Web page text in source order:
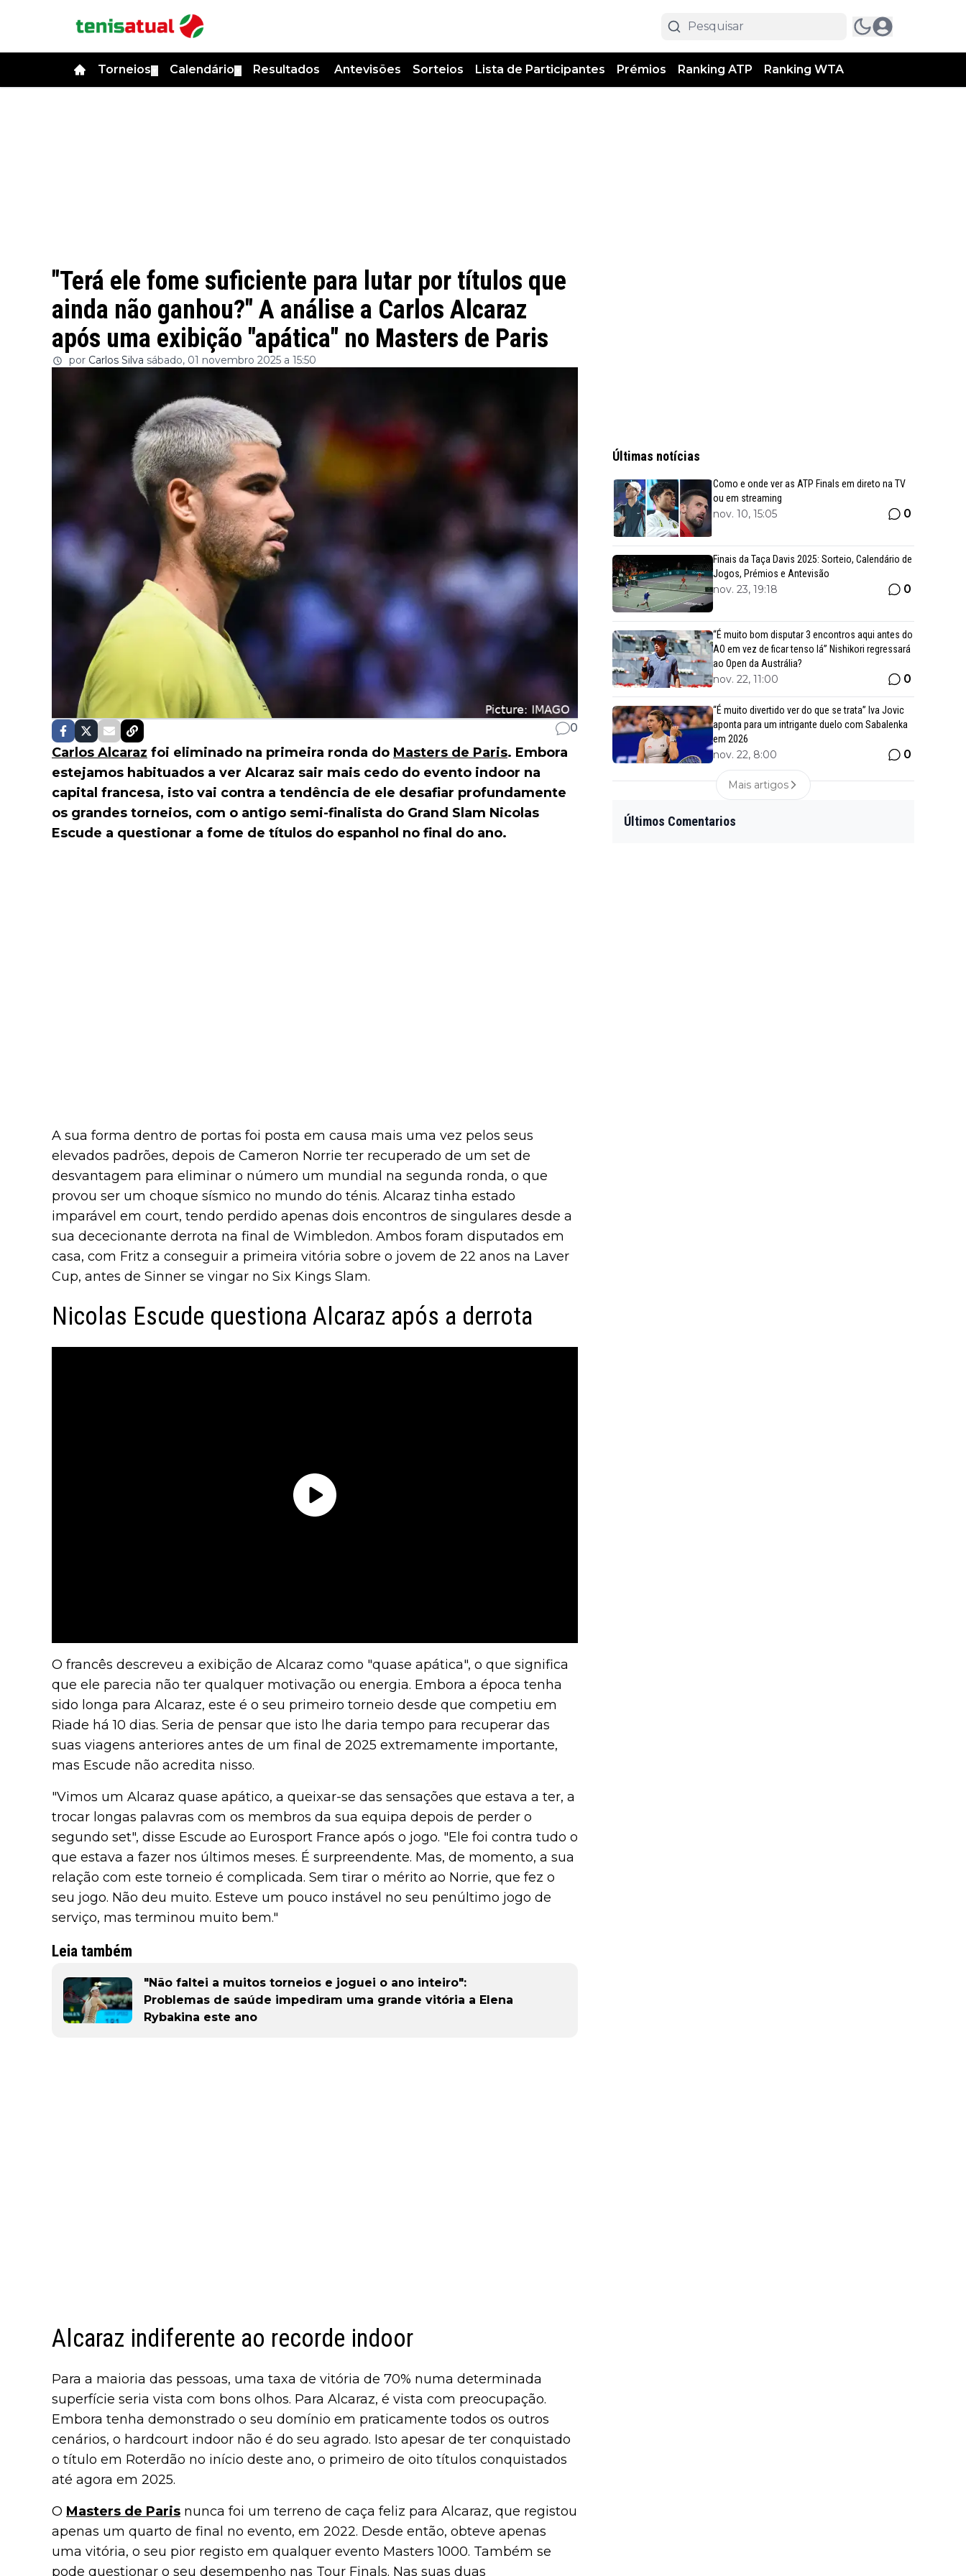
Torneios Calendário Resultados Antevisões Sorteios Lista de Participantes Prémios Ranking ATP Ranking WTA
"Terá ele fome suficiente para lutar por títulos que
ainda não ganhou?" A análise a Carlos Alcaraz
após uma exibição "apática" no Masters de Paris
por Carlos Silva sábado, 01 novembro 2025 a 15:50
0
Carlos Alcaraz foi eliminado na primeira ronda do Masters de Paris. Embora
estejamos habituados a ver Alcaraz sair mais cedo do evento indoor na
capital francesa, isto vai contra a tendência de ele desafiar profundamente
os grandes torneios, com o antigo semi-finalista do Grand Slam Nicolas
Escude a questionar a fome de títulos do espanhol no final do ano.
A sua forma dentro de portas foi posta em causa mais uma vez pelos seus
elevados padrões, depois de Cameron Norrie ter recuperado de um set de
desvantagem para eliminar o número um mundial na segunda ronda, o que
provou ser um choque sísmico no mundo do ténis. Alcaraz tinha estado
imparável em court, tendo perdido apenas dois encontros de singulares desde a
sua dececionante derrota na final de Wimbledon. Ambos foram disputados em
casa, com Fritz a conseguir a primeira vitória sobre o jovem de 22 anos na Laver
Cup, antes de Sinner se vingar no Six Kings Slam.
Nicolas Escude questiona Alcaraz após a derrota
O francês descreveu a exibição de Alcaraz como "quase apática", o que significa
que ele parecia não ter qualquer motivação ou energia. Embora a época tenha
sido longa para Alcaraz, este é o seu primeiro torneio desde que competiu em
Riade há 10 dias. Seria de pensar que isto lhe daria tempo para recuperar das
suas viagens anteriores antes de um final de 2025 extremamente importante,
mas Escude não acredita nisso.
"Vimos um Alcaraz quase apático, a queixar-se das sensações que estava a ter, a
trocar longas palavras com os membros da sua equipa depois de perder o
segundo set", disse Escude ao Eurosport France após o jogo. "Ele foi contra tudo o
que estava a fazer nos últimos meses. É surpreendente. Mas, de momento, a sua
relação com este torneio é complicada. Sem tirar o mérito ao Norrie, que fez o
seu jogo. Não deu muito. Esteve um pouco instável no seu penúltimo jogo de
serviço, mas terminou muito bem."
Leia também
"Não faltei a muitos torneios e joguei o ano inteiro":
Problemas de saúde impediram uma grande vitória a Elena
Rybakina este ano
Alcaraz indiferente ao recorde indoor
Para a maioria das pessoas, uma taxa de vitória de 70% numa determinada
superfície seria vista com bons olhos. Para Alcaraz, é vista com preocupação.
Embora tenha demonstrado o seu domínio em praticamente todos os outros
cenários, o hardcourt indoor não é do seu agrado. Isto apesar de ter conquistado
o título em Roterdão no início deste ano, o primeiro de oito títulos conquistados
até agora em 2025.
O Masters de Paris nunca foi um terreno de caça feliz para Alcaraz, que registou
apenas um quarto de final no evento, em 2022. Desde então, obteve apenas
uma vitória, o seu pior registo em qualquer evento Masters 1000. Também se
pode questionar o seu desempenho nas Tour Finals. Nas suas duas
Últimas notícias
Como e onde ver as ATP Finals em direto na TV
ou em streaming
nov. 10, 15:05 0
Finais da Taça Davis 2025: Sorteio, Calendário de
Jogos, Prémios e Antevisão
nov. 23, 19:18 0
“É muito bom disputar 3 encontros aqui antes do
AO em vez de ficar tenso lá” Nishikori regressará
ao Open da Austrália?
nov. 22, 11:00 0
“É muito divertido ver do que se trata” Iva Jovic
aponta para um intrigante duelo com Sabalenka
em 2026
nov. 22, 8:00 0
Mais artigos
Últimos Comentarios